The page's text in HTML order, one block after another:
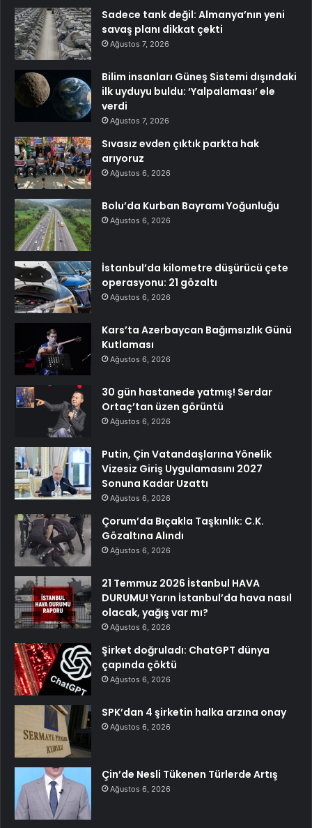
Sadece tank değil: Almanya’nın yeni
savaş planı dikkat çekti
Ağustos 7, 2026
Bilim insanları Güneş Sistemi dışındaki
ilk uyduyu buldu: ‘Yalpalaması’ ele
verdi
Ağustos 7, 2026
Sıvasız evden çıktık parkta hak
arıyoruz
Ağustos 6, 2026
Bolu’da Kurban Bayramı Yoğunluğu
Ağustos 6, 2026
İstanbul’da kilometre düşürücü çete
operasyonu: 21 gözaltı
Ağustos 6, 2026
Kars’ta Azerbaycan Bağımsızlık Günü
Kutlaması
Ağustos 6, 2026
30 gün hastanede yatmış! Serdar
Ortaç’tan üzen görüntü
Ağustos 6, 2026
Putin, Çin Vatandaşlarına Yönelik
Vizesiz Giriş Uygulamasını 2027
Sonuna Kadar Uzattı
Ağustos 6, 2026
Çorum’da Bıçakla Taşkınlık: C.K.
Gözaltına Alındı
Ağustos 6, 2026
21 Temmuz 2026 İstanbul HAVA
DURUMU! Yarın İstanbul’da hava nasıl
olacak, yağış var mı?
Ağustos 6, 2026
Şirket doğruladı: ChatGPT dünya
çapında çöktü
Ağustos 6, 2026
SPK’dan 4 şirketin halka arzına onay
Ağustos 6, 2026
Çin’de Nesli Tükenen Türlerde Artış
Ağustos 6, 2026